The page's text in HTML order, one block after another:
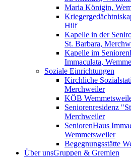
Maria Königin,
Hilf
Kapelle in der
St. Barbara,
Kapelle im
Immaculata,
Soziale Einrichtungen
Kirchliche
Merchweiler
KÖB
Seniorenresidenz
Merchweiler
SeniorenHaus
Wemmetsweiler
Begegnungsstätte
Über unsGruppen & Gremien